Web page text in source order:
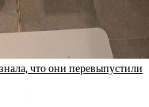
что они перевыпустили